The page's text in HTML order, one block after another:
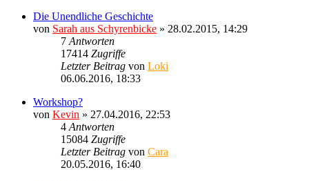
Die Unendliche Geschichte
von Sarah aus Schyrenbicke » 28.02.2015, 14:29
7Antworten
17414 Zugriffe
Letzter Beitrag von Loki
06.06.2016, 18:33
Workshop?
von Kevin » 27.04.2016, 22:53
4Antworten
15084 Zugriffe
Letzter Beitrag von Cara
20.05.2016, 16:40